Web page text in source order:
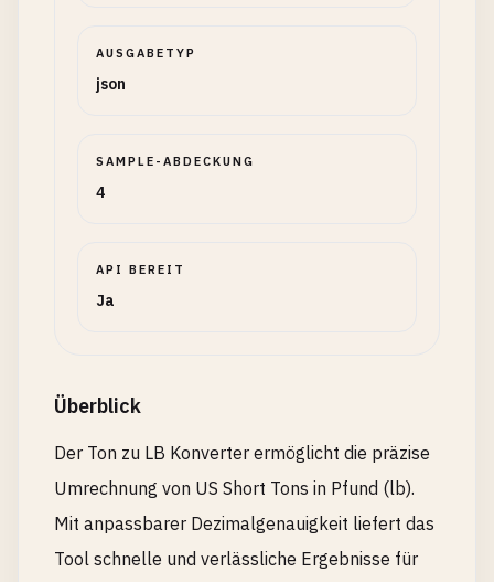
AUSGABETYP
json
SAMPLE-ABDECKUNG
4
API BEREIT
Ja
Überblick
Der Ton zu LB Konverter ermöglicht die präzise
Umrechnung von US Short Tons in Pfund (lb).
Mit anpassbarer Dezimalgenauigkeit liefert das
Tool schnelle und verlässliche Ergebnisse für